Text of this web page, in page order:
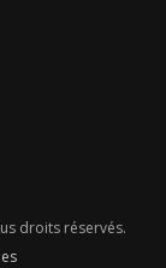
droits réservés.